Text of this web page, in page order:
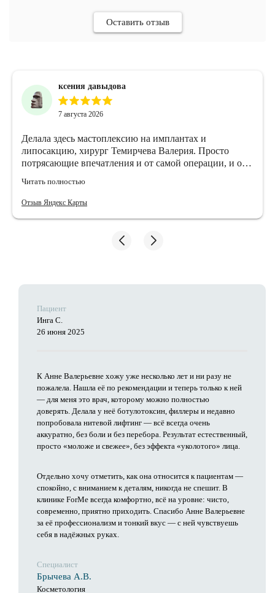
Оставить отзыв
ксения давыдова
7 августа 2026
Делала здесь мастоплексию на имплантах и
липосакцию, хирург Темирчева Валерия. Просто
потрясающие впечатления и от самой операции, и от
вежливые, условия реабилитации самые комфортные,
какие я где-либо видела. 24/7 уход, вкусная еда,
Читать полностью
Отзыв Яндекс Карты
Пациент
Инга С.
26 июня 2025
К Анне Валерьевне хожу уже несколько лет и ни разу не
пожалела. Нашла её по рекомендации и теперь только к ней
— для меня это врач, которому можно полностью
доверять. Делала у неё ботулотоксин, филлеры и недавно
попробовала нитевой лифтинг — всё всегда очень
аккуратно, без боли и без перебора. Результат естественный,
просто «моложе и свежее», без эффекта «уколотого» лица.
Отдельно хочу отметить, как она относится к пациентам —
спокойно, с вниманием к деталям, никогда не спешит. В
клинике ForMe всегда комфортно, всё на уровне: чисто,
современно, приятно приходить. Спасибо Анне Валерьевне
за её профессионализм и тонкий вкус — с ней чувствуешь
себя в надёжных руках.
Специалист
Брычева А.В.
Косметология